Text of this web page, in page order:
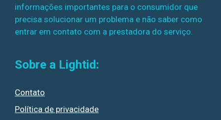
informações importantes para o consumidor que
precisa solucionar um problema e não saber como
entrar em contato com a prestadora do serviço.
Sobre a Lightid:
Contato
Política de privacidade